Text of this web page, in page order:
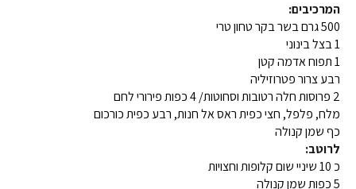
המרכיבים:
500 גרם בשר בקר טחון טרי
1 בצל בינוני
1 תפוח אדמה קטן
רבע צרור פטרוזיליה
2 פרוסות חלה רטובות וסחוטות/ 4 כפות פירורי לחם
מלח, פלפל, חצי כפית ראס אל חנות, רבע כפית כורכום
כף שמן קנולה
לרוטב:
כ 10 שיניי שום קלופות וחצויות
5 כפות שמן קנולה